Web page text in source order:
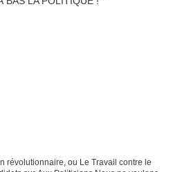
ou Le Travail contre le